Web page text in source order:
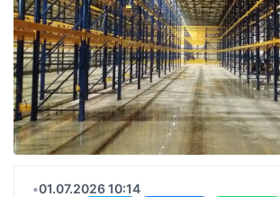
•01.07.2026 10:14